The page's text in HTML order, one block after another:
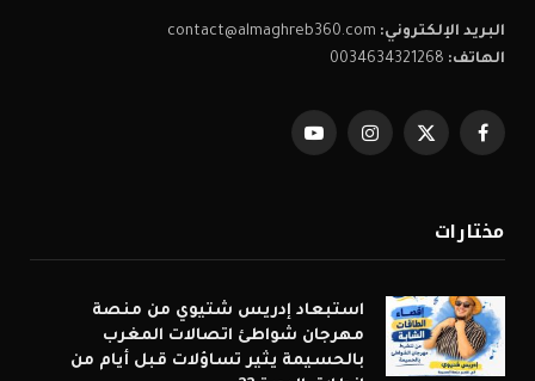
البريد الإلكتروني:
الهاتف:
فيسبوكX
الانستغراميوتيوب
مختارات
استبعاد إدريس شتيوي من منصة
مهرجان شواطئ اتصالات المغرب
بالحسيمة يثير تساؤلات قبل أيام من